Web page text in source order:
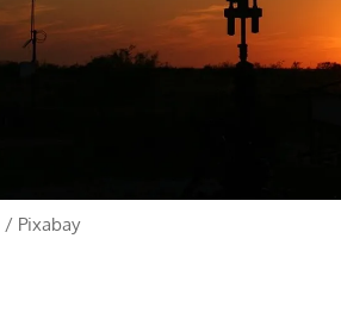
/ Pixabay